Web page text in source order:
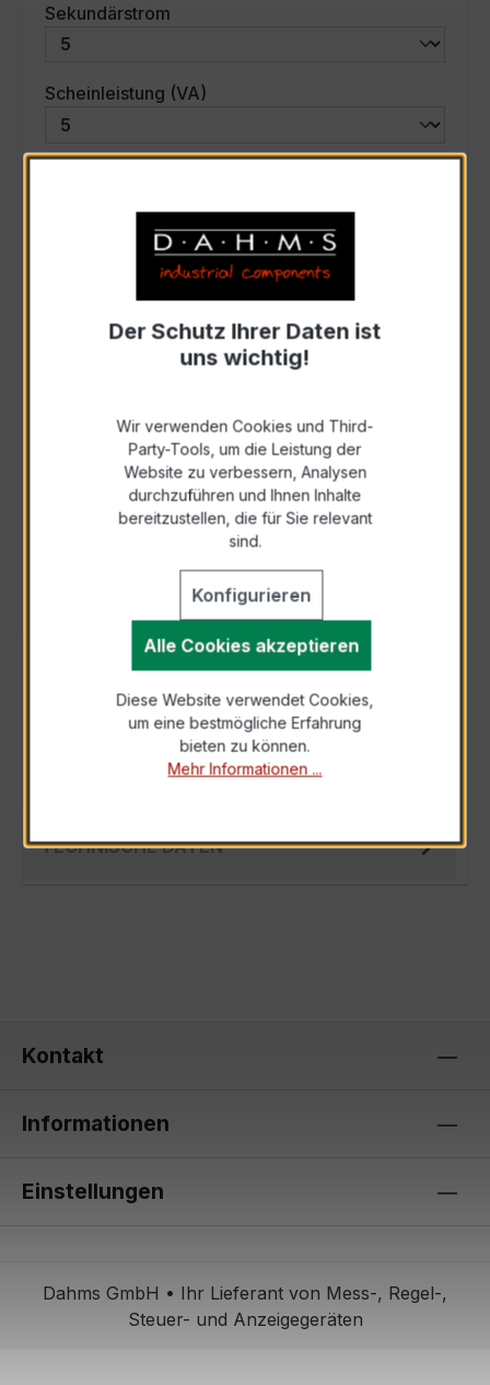
Sekundärstrom
Scheinleistung (VA)
44-6031
Anfrage schriftlich
Anfrage telefonisch
Als PDF exportieren
BESCHREIBUNG
Der Hochfrequenz Kabelumbau-Stromwandler
XKBR 44 800/5A 5VA Kl.1FS5 ist ein
kompakter, hochpräziser Niederspannungs-
Mehr
TECHNISCHE DATEN
Kontakt
Informationen
Einstellungen
Dahms GmbH • Ihr Lieferant von Mess-, Regel-,
Steuer- und Anzeigegeräten
Der Schutz Ihrer Daten ist
uns wichtig!
Wir verwenden Cookies und Third-
Party-Tools, um die Leistung der
Website zu verbessern, Analysen
durchzuführen und Ihnen Inhalte
bereitzustellen, die für Sie relevant
sind.
Konfigurieren
Alle Cookies akzeptieren
Diese Website verwendet Cookies,
um eine bestmögliche Erfahrung
bieten zu können.
Mehr Informationen ...